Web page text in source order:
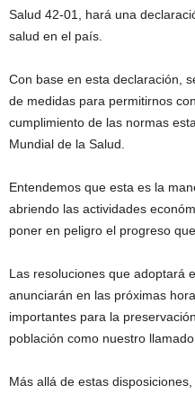
Salud 42-01, hará una
salud en el país.
Con base en esta declaración,
de medidas para permitirnos
cumplimiento de las normas
Mundial de la Salud.
Entendemos que esta es la
abriendo las actividades
poner en peligro el progreso
Las resoluciones que adoptará
anunciarán en las próximas
importantes para la
población como nuestro
Más allá de estas